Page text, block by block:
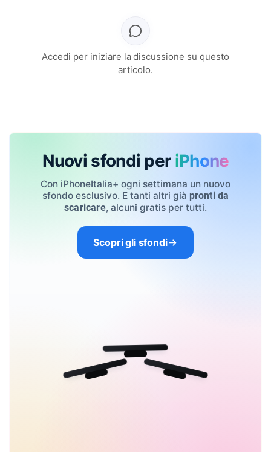
Accedi per iniziare la discussione su questo
articolo.
Nuovi sfondi per iPhone
Con iPhoneItalia+ ogni settimana un nuovo
sfondo esclusivo. E tanti altri già pronti da
scaricare, alcuni gratis per tutti.
Scopri gli sfondi